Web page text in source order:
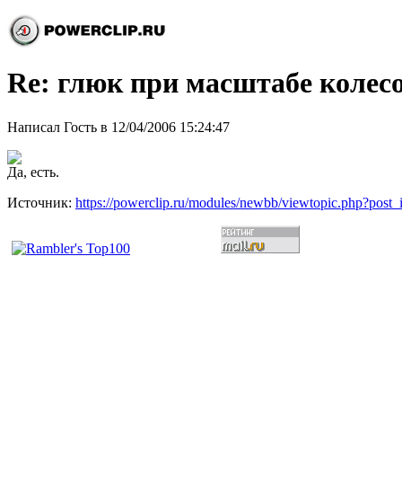
Re: глюк при масштабе
Написал Гость в 12/04/2006 15:24:47
Да, есть.
Источник: https://powerclip.ru/modules/newbb/